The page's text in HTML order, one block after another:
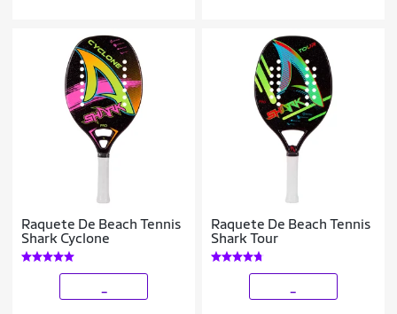
Raquete De Beach Tennis
Shark Cyclone
Raquete De Beach Tennis
Shark Tour